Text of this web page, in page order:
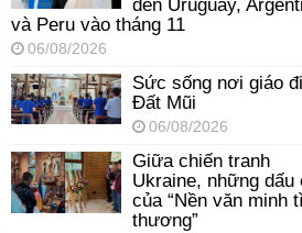
đến Uruguay,
và Peru vào tháng 11
06/08/2026
Sức sống nơi giáo
Đất Mũi
06/08/2026
Giữa chiến tranh
Ukraine, những dấu
của “Nền văn minh
thương”